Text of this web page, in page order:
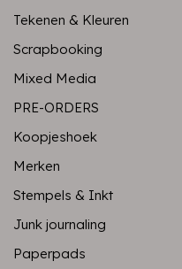
Tekenen & Kleuren
Scrapbooking
Mixed Media
PRE-ORDERS
Koopjeshoek
Merken
Stempels & Inkt
Junk journaling
Paperpads